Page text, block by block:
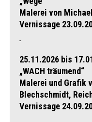
Malerei von
Vernissage
-
25.11.2026 bis
„WACH träumend“
Malerei und Grafik
Blechschmidt,
Vernissage